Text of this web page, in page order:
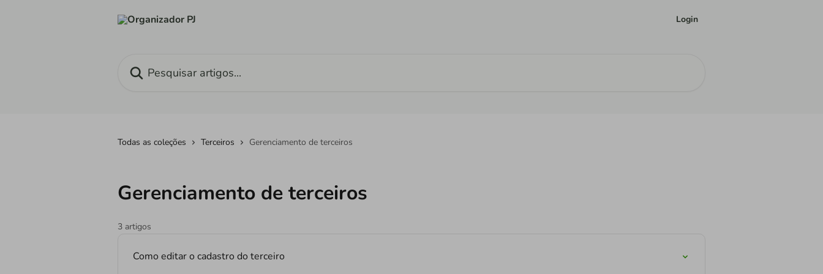
Login
Todas as coleções Terceiros Gerenciamento de terceiros
Gerenciamento de terceiros
3 artigos
Como editar o cadastro do terceiro